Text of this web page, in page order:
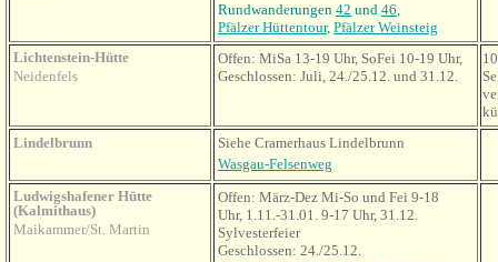
Rundwanderungen 42 und 46,
Pfälzer Hüttentour, Pfälzer Weinsteig
Lichtenstein-Hütte
Neidenfels
Offen: MiSa 13-19 Uhr, SoFei 10-19 Uhr,
Geschlossen: Juli, 24./25.12. und 31.12.
Lindelbrunn
Siehe Cramerhaus Lindelbrunn
Wasgau-Felsenweg
Ludwigshafener Hütte
(Kalmithaus)
Maikammer/St. Martin
Offen: März-Dez Mi-So und Fei 9-18
Uhr, 1.11.-31.01. 9-17 Uhr, 31.12.
Sylvesterfeier
Geschlossen: 24./25.12.